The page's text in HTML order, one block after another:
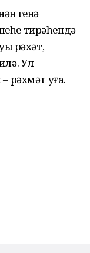
генә
тирәһендә
рәхәт,
Ул
рәхмәт уға.